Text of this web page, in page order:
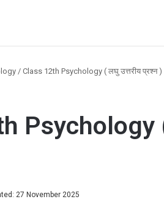
/ Class 12th Psychology ( लघु उत्तरीय प्रश्न )
Psychology (
27 November 2025